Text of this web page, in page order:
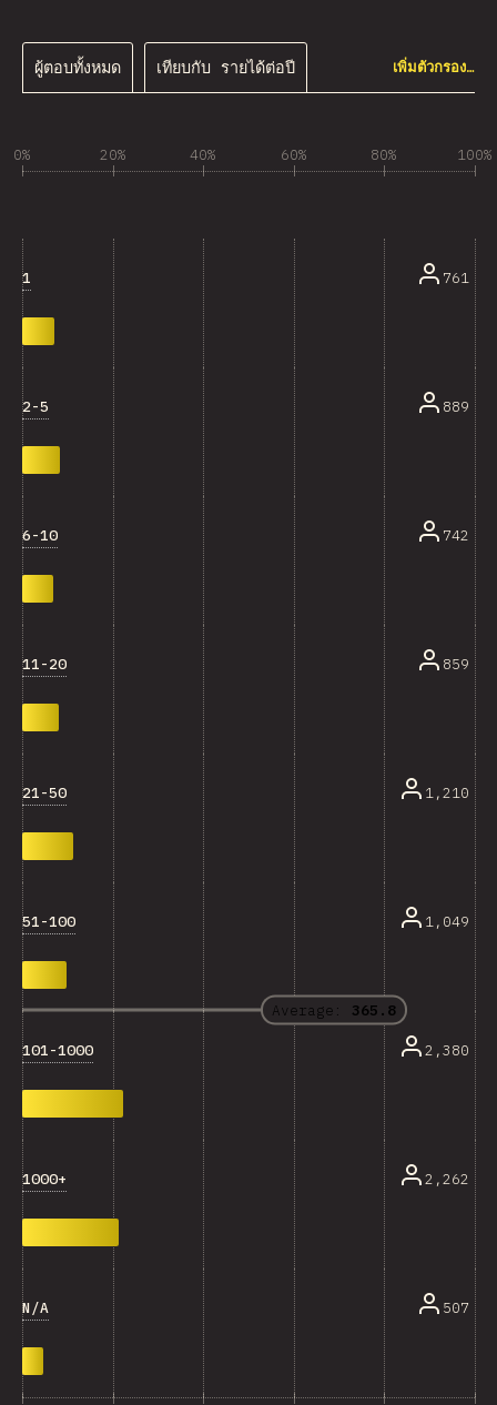
ผู้ตอบทั้งหมด เทียบกับ รายได้ต่อปี เพิ่มตัวกรอง…
0% 20% 40% 60% 80% 100%
Average: 365.8
1 761
2-5 889
6-10 742
11-20 859
21-50 1,210
51-100 1,049
101-1000 2,380
1000+ 2,262
N/A 507